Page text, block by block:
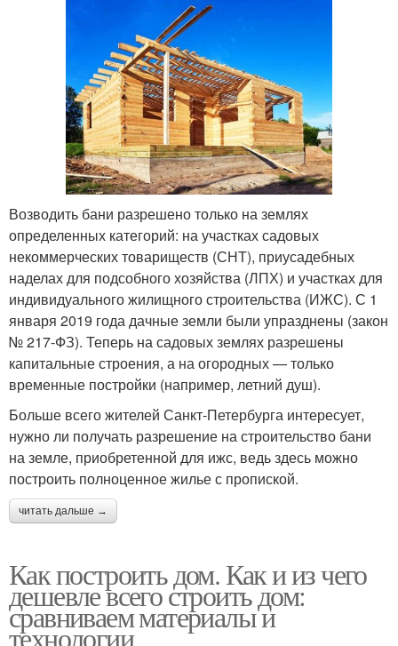
Возводить бани разрешено только на землях
определенных категорий: на участках садовых
некоммерческих товариществ (СНТ), приусадебных
наделах для подсобного хозяйства (ЛПХ) и участках для
индивидуального жилищного строительства (ИЖС). С 1
января 2019 года дачные земли были упразднены (закон
№ 217-ФЗ). Теперь на садовых землях разрешены
капитальные строения, а на огородных — только
временные постройки (например, летний душ).
Больше всего жителей Санкт-Петербурга интересует,
нужно ли получать разрешение на строительство бани
на земле, приобретенной для ижс, ведь здесь можно
построить полноценное жилье с пропиской.
читать дальше →
Как построить дом. Как и из чего
дешевле всего строить дом:
сравниваем материалы и
технологии